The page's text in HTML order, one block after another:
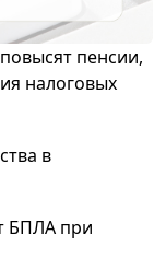
пенсии,
налоговых
в
БПЛА при